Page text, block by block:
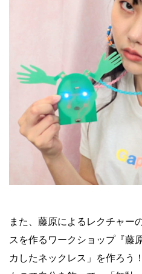
また、藤原によるレクチャー
スを作るワークショップ『藤
カしたネックレス」を作ろう